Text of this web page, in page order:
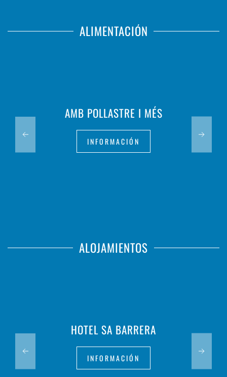
ALIMENTACIÓN
AMB POLLASTRE I MÉS
INFORMACIÓN
ALOJAMIENTOS
HOTEL SA BARRERA
INFORMACIÓN